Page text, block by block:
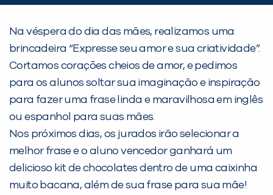
Na véspera do dia das mães, realizamos uma
brincadeira “Expresse seu amor e sua criatividade”.
Cortamos corações cheios de amor, e pedimos
para os alunos soltar sua imaginação e inspiração
para fazer uma frase linda e maravilhosa em inglês
ou espanhol para suas mães.
Nos próximos dias, os jurados irão selecionar a
melhor frase e o aluno vencedor ganhará um
delicioso kit de chocolates dentro de uma caixinha
muito bacana, além de sua frase para sua mãe!
PEÇA UMA DEMONSTRAÇÃO DE MÉTODO
Desculpe!
Não encontramos nenhuma unidade
inFlux nesta cidade ou bairro que
você digitou.